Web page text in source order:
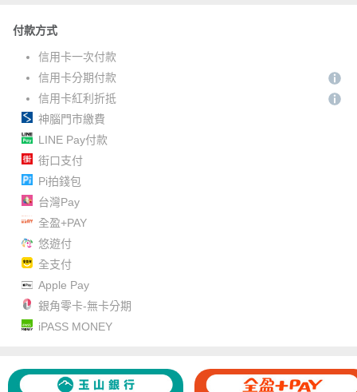
付款方式
信用卡一次付款
信用卡分期付款
信用卡紅利折抵
神腦門市繳費
LINE Pay付款
街口支付
Pi拍錢包
台灣Pay
全盈+PAY
悠遊付
全支付
Apple Pay
銀角零卡-無卡分期
iPASS MONEY